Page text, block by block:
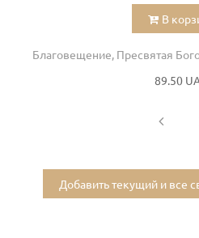
В
89.50
Добавить текущий и все